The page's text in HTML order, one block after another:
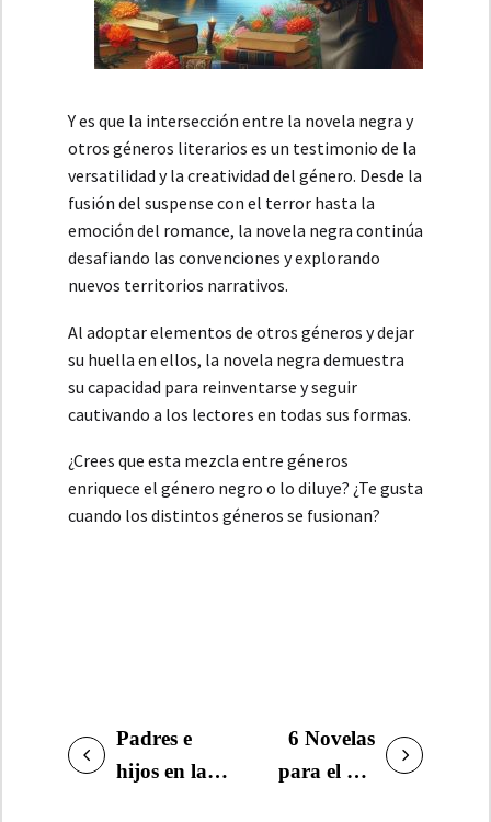
Y es que la intersección entre la novela negra y
otros géneros literarios es un testimonio de la
versatilidad y la creatividad del género. Desde la
fusión del suspense con el terror hasta la
emoción del romance, la novela negra continúa
desafiando las convenciones y explorando
nuevos territorios narrativos.
Al adoptar elementos de otros géneros y dejar
su huella en ellos, la novela negra demuestra
su capacidad para reinventarse y seguir
cautivando a los lectores en todas sus formas.
¿Crees que esta mezcla entre géneros
enriquece el género negro o lo diluye? ¿Te gusta
cuando los distintos géneros se fusionan?
NAVEGACIÓN
DE
Padres e
hijos en la
6 Novelas
para el día